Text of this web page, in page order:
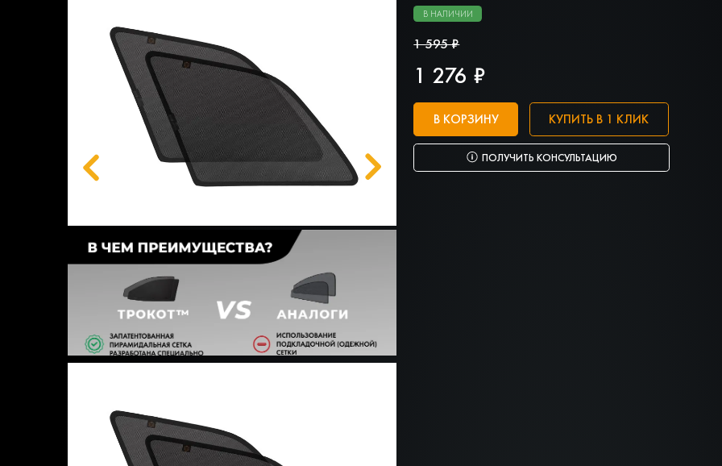
В НАЛИЧИИ
1 595 ₽
1 276 ₽
В КОРЗИНУ КУПИТЬ В 1 КЛИК
ПОЛУЧИТЬ КОНСУЛЬТАЦИЮ